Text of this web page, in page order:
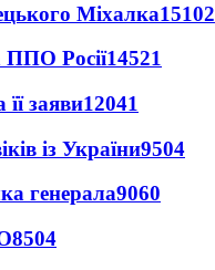
Міхалка15102
ППО Росії14521
заяви12041
із України9504
генерала9060
8504